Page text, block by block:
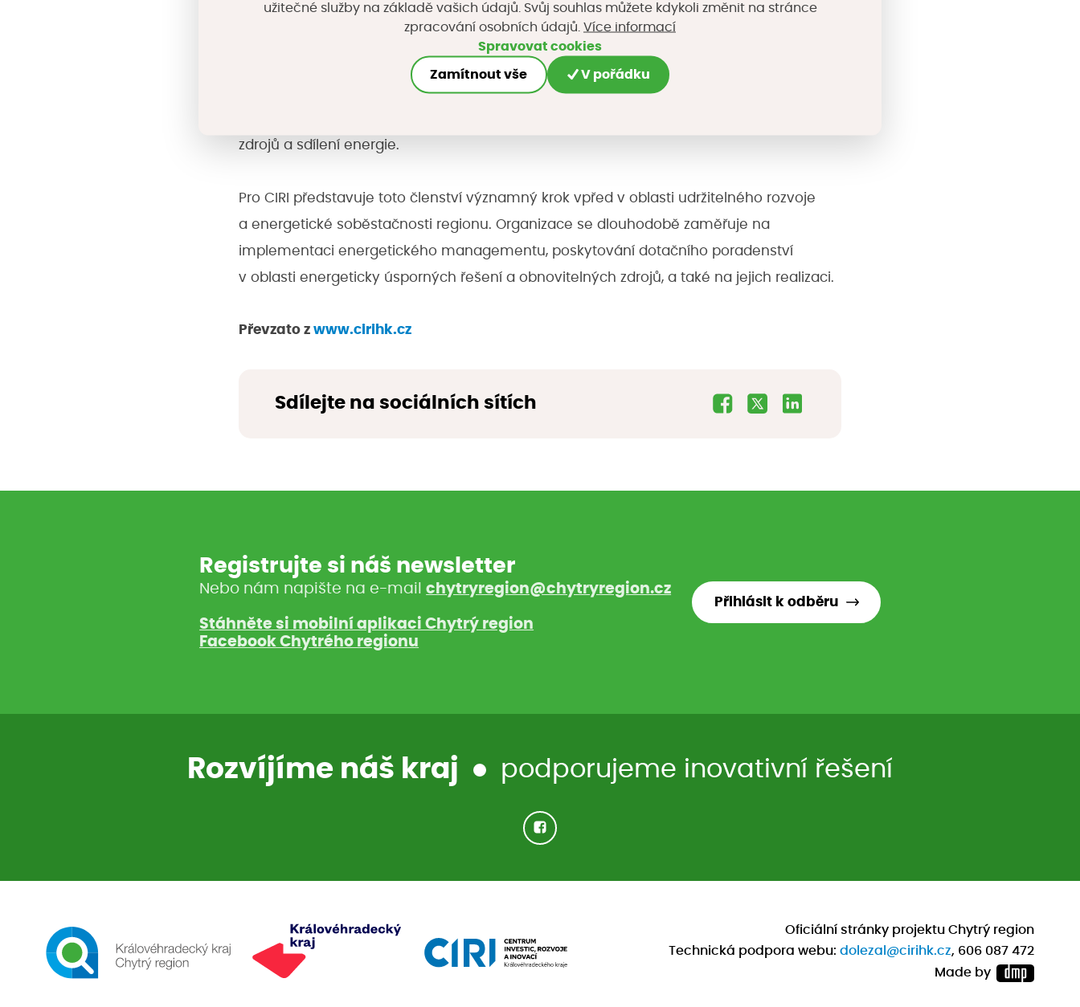
„Jsme připraveni sdílet naše zkušenosti a odborné znalosti z realizace instalací
fotovoltaických elektráren s ostatními členy Unie. Zároveň očekáváme, že se s námi
podělí o své vlastní poznatky a dovednosti. Věříme, že tato vzájemná výměna přispěje
k efektivnějšímu a udržitelnějšímu rozvoji komunitní energetiky,“
zdrojů a sdílení energie.
Pro CIRI představuje toto členství významný krok vpřed v oblasti udržitelného rozvoje
a energetické soběstačnosti regionu. Organizace se dlouhodobě zaměřuje na
implementaci energetického managementu, poskytování dotačního poradenství
v oblasti energeticky úsporných řešení a obnovitelných zdrojů, a také na jejich realizaci.
Převzato z www.cirihk.cz
Sdílejte na sociálních sítích
Registrujte si náš newsletter
Nebo nám napište na e-mailchytryregion@chytryregion.cz
Stáhněte si mobilní aplikaci Chytrý region
Facebook Chytrého regionu
Přihlásit k odběru
Rozvíjíme náš kraj podporujeme inovativní řešení
Oficiální stránky projektu Chytrý region
Technická podpora webu: dolezal@cirihk.cz, 606 087 472
Made by
užitečné služby na základě vašich údajů. Svůj souhlas můžete kdykoli změnit na stránce
zpracování osobních údajů. Více informací
Spravovat cookies
Zamítnout vše V pořádku